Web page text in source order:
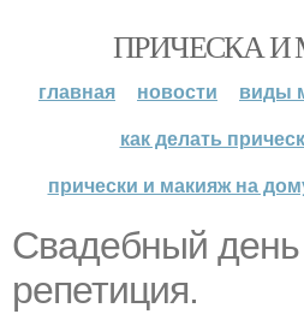
ПРИЧЕСКА
главная новости
виды
как делать
прически и макияж на
Свадебный
репетиция.